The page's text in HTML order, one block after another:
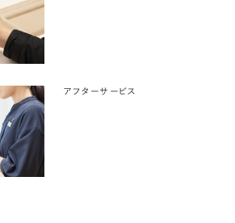
アフターサービス